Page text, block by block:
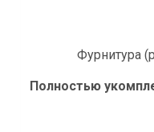
Фурнитура
Полностью